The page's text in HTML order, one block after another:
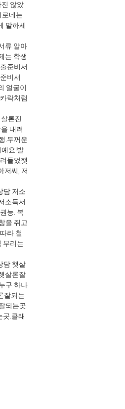
않았
로네는
말하세
류 알아
는 학생
준비서
비서
얼굴이
락처럼
론진
내려
.두꺼운
요!발
들었햇
저씨, 저
담 저소
소득서
능. 복
을 쥐고
라 철
부리는
담 햇살
살론잘
구 하나
잘되는
되는곳.
곳.클래